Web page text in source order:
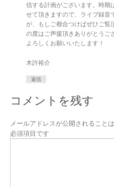
信する計画がございます。時期
せて頂きますので、ライブ録音
が、もしご都合つけばぜひご覧
の度はご声援頂きありがとうご
よろしくお願いいたします！
木許裕介
返信
コメントを残す
メールアドレスが公開されることは
必須項目です